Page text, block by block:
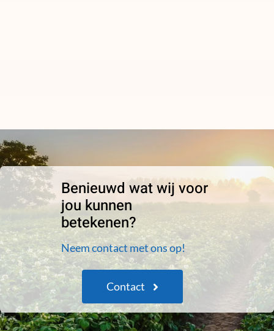
Benieuwd wat wij voor
jou kunnen
betekenen?
Neem contact met ons op!
Contact